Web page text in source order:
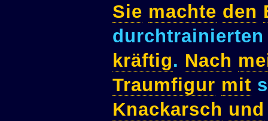
Sie machte den
kräftig. Nach
Traumfigur mit
Knackarsch und